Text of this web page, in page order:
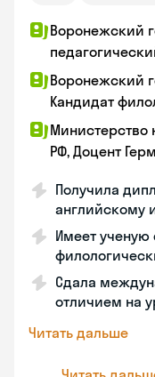
Воронежский
Воронежский
Кандидат
Министерство
РФ, Доцент
Получила
английскому
Имеет ученую
Сдала
отличием на
Читать дальше